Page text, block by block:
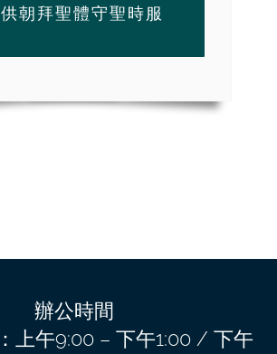
朝拜聖體守聖時服
辦公時間
上午9:00 – 下午1:00 / 下午